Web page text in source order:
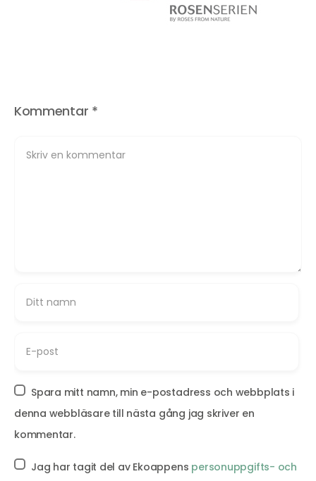
Kommentar *
Spara mitt namn, min e-postadress och webbplats i
denna webbläsare till nästa gång jag skriver en
kommentar.
Jag har tagit del av Ekoappens personuppgifts- och